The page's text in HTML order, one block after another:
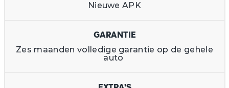
Nieuwe APK
GARANTIE
Zes maanden volledige garantie op de gehele
auto